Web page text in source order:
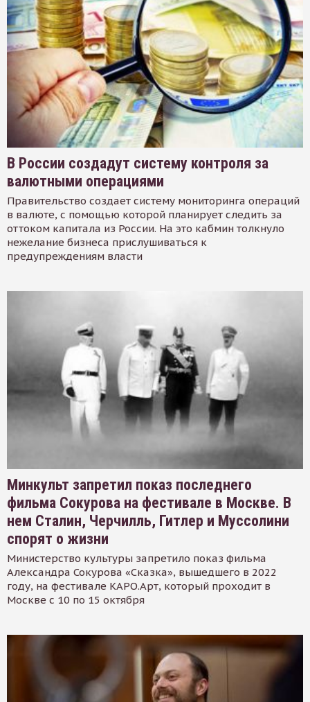
В России создадут систему контроля за
валютными операциями
Правительство создает систему мониторинга операций
в валюте, с помощью которой планирует следить за
оттоком капитала из России. На это кабмин толкнуло
нежелание бизнеса прислушиваться к
предупреждениям власти
Минкульт запретил показ последнего
фильма Сокурова на фестивале в Москве. В
нем Сталин, Черчилль, Гитлер и Муссолини
спорят о жизни
Министерство культуры запретило показ фильма
Александра Сокурова «Сказка», вышедшего в 2022
году, на фестивале КАРО.Арт, который проходит в
Москве с 10 по 15 октября